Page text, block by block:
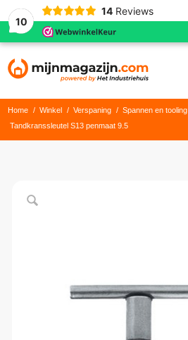
10
14 Reviews
Home / Winkel / Verspaning / Spannen en tooling
Tandkranssleutel S13 penmaat 9.5